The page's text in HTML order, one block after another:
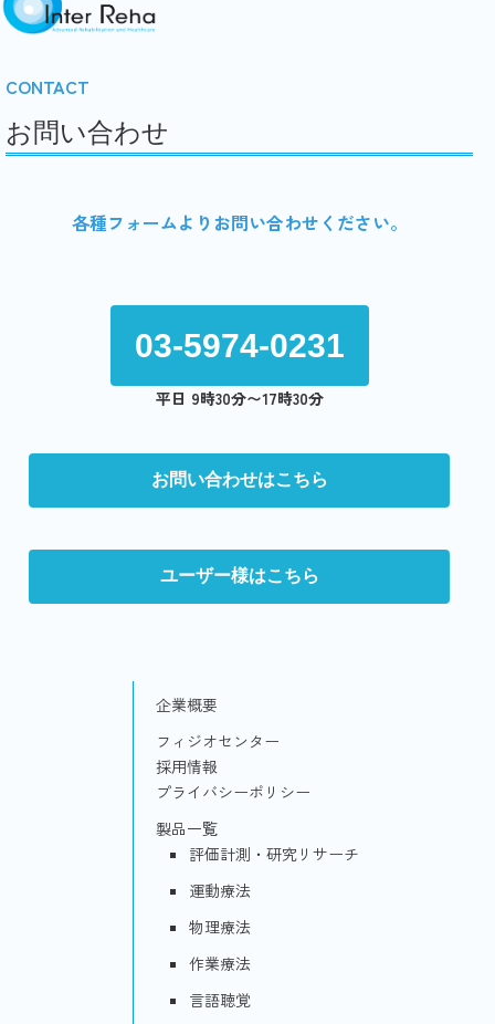
CONTACT
お問い合わせ
各種フォームよりお問い合わせください。
03-5974-0231
平日 9時30分〜17時30分
お問い合わせはこちら
ユーザー様はこちら
企業概要
フィジオセンター
採用情報
プライバシーポリシー
製品一覧
評価計測・研究リサーチ
運動療法
物理療法
作業療法
言語聴覚